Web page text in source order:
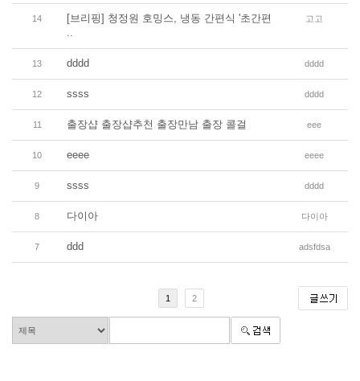
14
[브리핑] 청정원 호밍스, 냉동 간편식 '초간편
..
고고
13 dddd dddd
12 ssss dddd
11 출장샵 출장샵추천 출장만남 출장 콜걸 eee
10 eeee eeee
9 ssss dddd
8 다이아 다이아
7 ddd adsfdsa
1 2